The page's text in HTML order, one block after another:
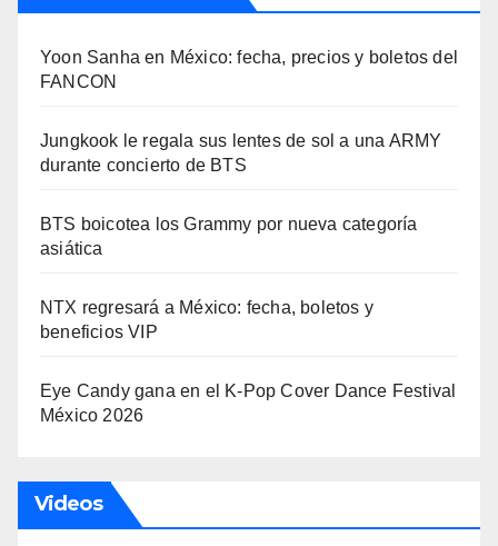
Yoon Sanha en México: fecha, precios y boletos del
FANCON
Jungkook le regala sus lentes de sol a una ARMY
durante concierto de BTS
BTS boicotea los Grammy por nueva categoría
asiática
NTX regresará a México: fecha, boletos y
beneficios VIP
Eye Candy gana en el K-Pop Cover Dance Festival
México 2026
Videos